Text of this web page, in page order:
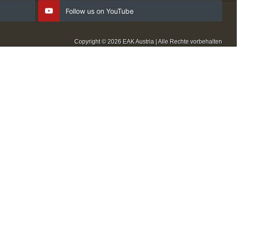
Follow us on YouTube
Copyright © 2026 EAK Austria | Alle Rechte vorbehalten